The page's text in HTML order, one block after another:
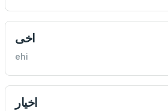
اخی
ehi
اخیار